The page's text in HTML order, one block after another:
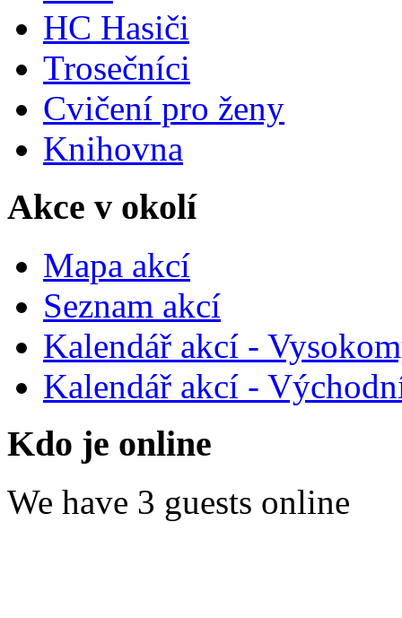
HC Hasiči
Trosečníci
Cvičení pro ženy
Knihovna
Akce v okolí
Mapa akcí
Seznam akcí
Kalendář akcí -
Kalendář akcí -
Kdo je online
We have 3 guests online